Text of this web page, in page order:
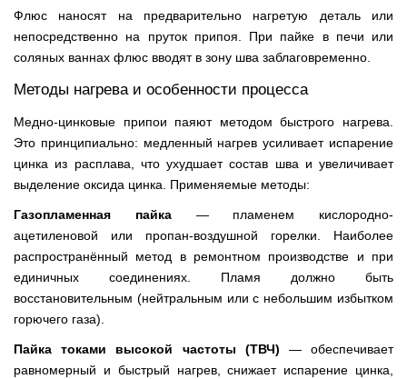
Флюс наносят на предварительно нагретую деталь или
непосредственно на пруток припоя. При пайке в печи или
соляных ваннах флюс вводят в зону шва заблаговременно.
Методы нагрева и особенности процесса
Медно-цинковые припои паяют методом быстрого нагрева.
Это принципиально: медленный нагрев усиливает испарение
цинка из расплава, что ухудшает состав шва и увеличивает
выделение оксида цинка. Применяемые методы:
Газопламенная пайка— пламенем кислородно-
ацетиленовой или пропан-воздушной горелки. Наиболее
распространённый метод в ремонтном производстве и при
единичных соединениях. Пламя должно быть
восстановительным (нейтральным или с небольшим избытком
горючего газа).
Пайка токами высокой частоты (ТВЧ) — обеспечивает
равномерный и быстрый нагрев, снижает испарение цинка,